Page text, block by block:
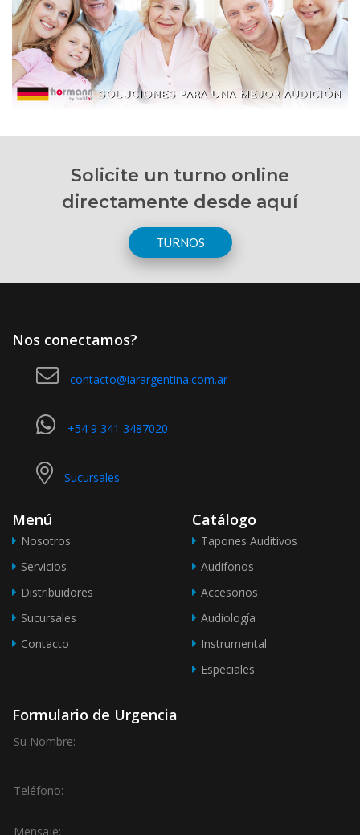
Enviando formulario
Solicite un turno online
directamente desde aquí
TURNOS
Nos conectamos?
contacto@iarargentina.com.ar
+54 9 341 3487020
Sucursales
Menú
Nosotros
Servicios
Distribuidores
Sucursales
Contacto
Catálogo
Tapones Auditivos
Audifonos
Accesorios
Audiología
Instrumental
Especiales
Formulario de Urgencia